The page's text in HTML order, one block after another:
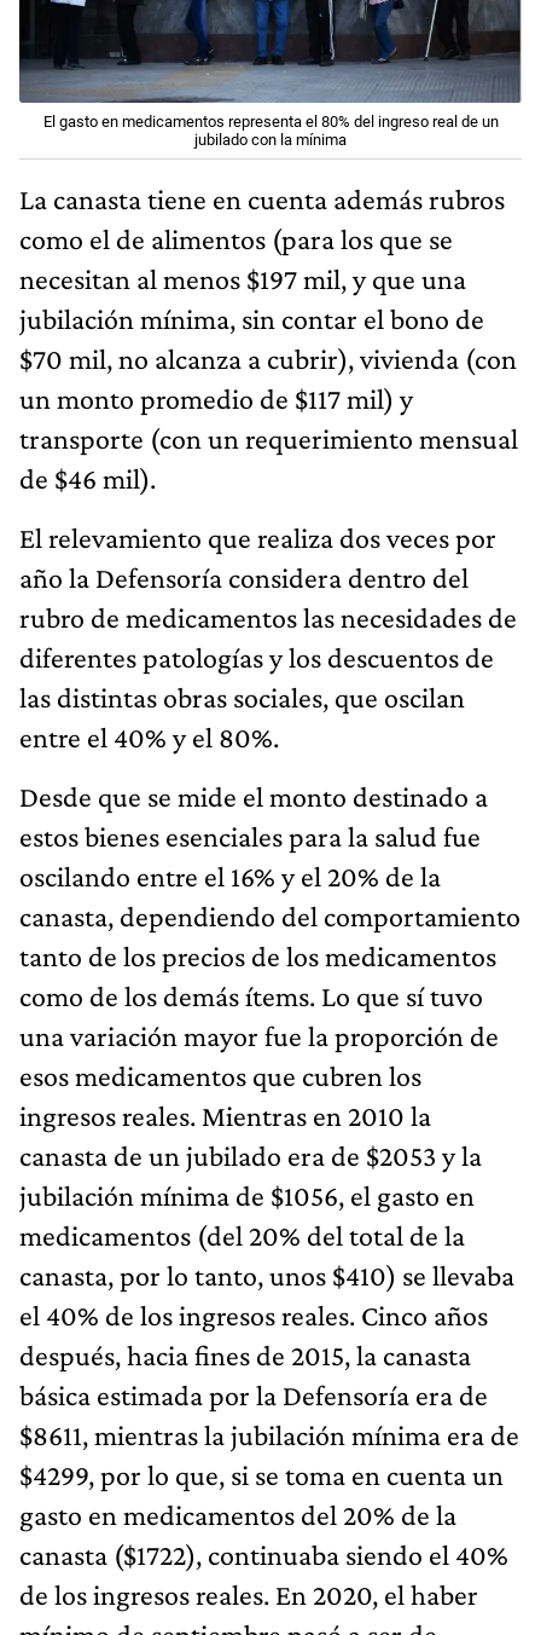
El gasto en medicamentos representa el 80% del ingreso real de un
jubilado con la mínima
La canasta tiene en cuenta además rubros
como el de alimentos (para los que se
necesitan al menos $197 mil, y que una
jubilación mínima, sin contar el bono de
$70 mil, no alcanza a cubrir), vivienda (con
un monto promedio de $117 mil) y
transporte (con un requerimiento mensual
de $46 mil).
El relevamiento que realiza dos veces por
año la Defensoría considera dentro del
rubro de medicamentos las necesidades de
diferentes patologías y los descuentos de
las distintas obras sociales, que oscilan
entre el 40% y el 80%.
Desde que se mide el monto destinado a
estos bienes esenciales para la salud fue
oscilando entre el 16% y el 20% de la
canasta, dependiendo del comportamiento
tanto de los precios de los medicamentos
como de los demás ítems. Lo que sí tuvo
una variación mayor fue la proporción de
esos medicamentos que cubren los
ingresos reales. Mientras en 2010 la
canasta de un jubilado era de $2053 y la
jubilación mínima de $1056, el gasto en
medicamentos (del 20% del total de la
canasta, por lo tanto, unos $410) se llevaba
el 40% de los ingresos reales. Cinco años
después, hacia fines de 2015, la canasta
básica estimada por la Defensoría era de
$8611, mientras la jubilación mínima era de
$4299, por lo que, si se toma en cuenta un
gasto en medicamentos del 20% de la
canasta ($1722), continuaba siendo el 40%
de los ingresos reales. En 2020, el haber